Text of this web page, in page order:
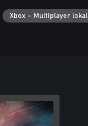
Xbox – Multiplayer